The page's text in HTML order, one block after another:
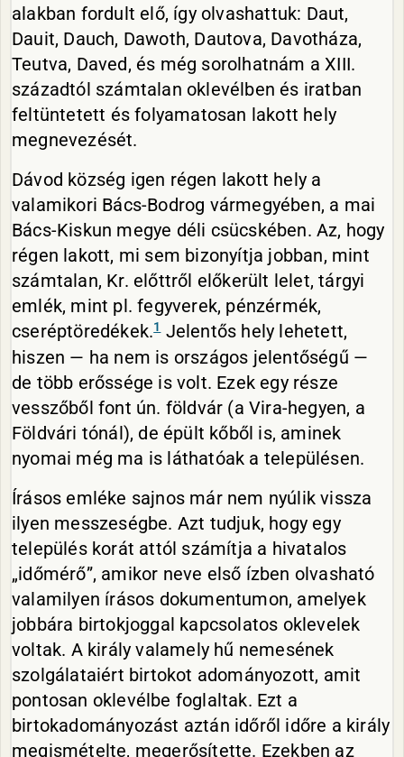
alakban fordult elő, így olvashattuk: Daut,
Dauit, Dauch, Dawoth, Dautova, Davotháza,
Teutva, Daved, és még sorolhatnám a XIII.
századtól számtalan oklevélben és iratban
feltüntetett és folyamatosan lakott hely
megnevezését.
Dávod község igen régen lakott hely a
valamikori Bács-Bodrog vármegyében, a mai
Bács-Kiskun megye déli csücskében. Az, hogy
régen lakott, mi sem bizonyítja jobban, mint
számtalan, Kr. előttről előkerült lelet, tárgyi
emlék, mint pl. fegyverek, pénzérmék,
cseréptöredékek.1Jelentős hely lehetett,
hiszen — ha nem is országos jelentőségű —
de több erőssége is volt. Ezek egy része
vesszőből font ún. földvár (a Vira-hegyen, a
Földvári tónál), de épült kőből is, aminek
nyomai még ma is láthatóak a településen.
Írásos emléke sajnos már nem nyúlik vissza
ilyen messzeségbe. Azt tudjuk, hogy egy
település korát attól számítja a hivatalos
„időmérő”, amikor neve első ízben olvasható
valamilyen írásos dokumentumon, amelyek
jobbára birtokjoggal kapcsolatos oklevelek
voltak. A király valamely hű nemesének
szolgálataiért birtokot adományozott, amit
pontosan oklevélbe foglaltak. Ezt a
birtokadományozást aztán időről időre a király
megismételte, megerősítette. Ezekben az